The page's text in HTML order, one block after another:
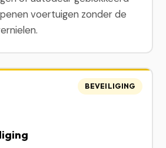
voertuigen zonder de
BEVEILIGING